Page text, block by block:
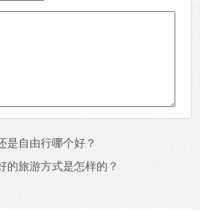
是自由行哪个好？
的旅游方式是怎样的？